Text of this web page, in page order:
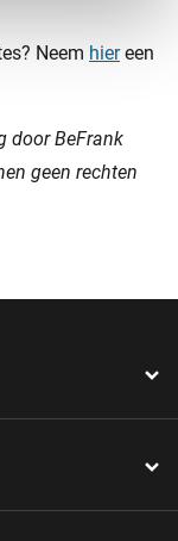
Neem hiereen
door BeFrank
geen rechten